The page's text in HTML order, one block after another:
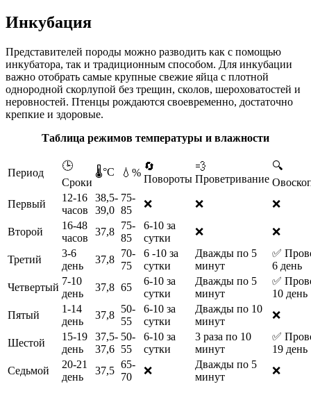
Инкубация
Представителей породы можно разводить как с помощью
инкубатора, так и традиционным способом. Для инкубации
важно отобрать самые крупные свежие яйца с плотной
однородной скорлупой без трещин, сколов, шероховатостей и
неровностей. Птенцы рождаются своевременно, достаточно
крепкие и здоровые.
Таблица режимов температуры и влажности
Период
🕒
Сроки
🌡️°С 💧%
🔄
Повороты
💨
Проветривание
🔍
Первый
12-16
часов
38,5-
39,0
75-
85
❌ ❌ ❌
Второй
16-48
часов
37,8
75-
85
6-10 за
сутки
❌ ❌
Третий
3-6
день
37,8
70-
75
6 -10 за
сутки
Дважды по 5
минут
✅
6 день
Четвертый
7-10
день
37,8 65
6-10 за
сутки
Дважды по 5
минут
✅
10 день
Пятый
1-14
день
37,8
50-
55
6-10 за
сутки
Дважды по 10
минут
❌
Шестой
15-19
день
37,5-
37,6
50-
55
6-10 за
сутки
3 раза по 10
минут
✅
19 день
Седьмой
20-21
день
37,5
65-
70
❌
Дважды по 5
минут
❌